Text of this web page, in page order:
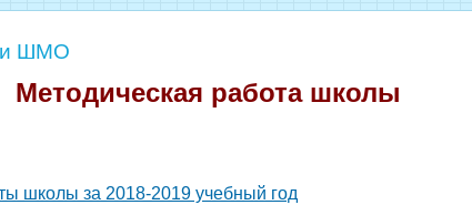
и ШМО
Методическая работа школы
школы за 2018-2019 учебный год